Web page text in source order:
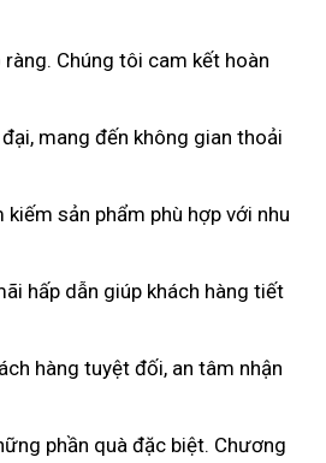
Chúng tôi cam kết hoàn
mang đến không gian thoải
sản phẩm phù hợp với nhu
hấp dẫn giúp khách hàng tiết
hàng tuyệt đối, an tâm nhận
phần quà đặc biệt. Chương